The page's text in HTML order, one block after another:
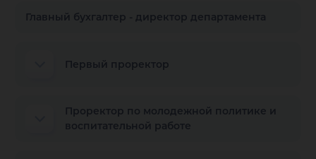
Главный бухгалтер - директор департамента
Первый проректор
Проректор по молодежной политике и
воспитательной работе